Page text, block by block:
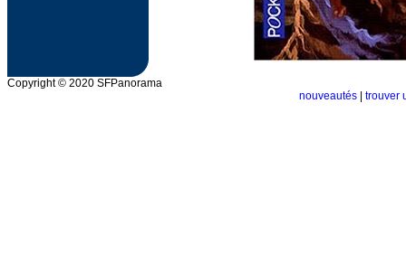
Copyright © 2020 SFPanorama
nouveautés |trouver